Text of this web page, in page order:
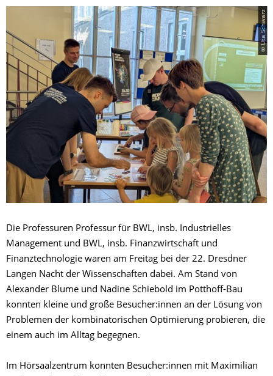
© Uta Schwarz
Die Professuren Professur für BWL, insb. Industrielles
Management und BWL, insb. Finanzwirtschaft und
Finanztechnologie waren am Freitag bei der 22. Dresdner
Langen Nacht der Wissenschaften dabei. Am Stand von
Alexander Blume und Nadine Schiebold im Potthoff-Bau
konnten kleine und große Besucher:innen an der Lösung von
Problemen der kombinatorischen Optimierung probieren, die
einem auch im Alltag begegnen.
Im Hörsaalzentrum konnten Besucher:innen mit Maximilian